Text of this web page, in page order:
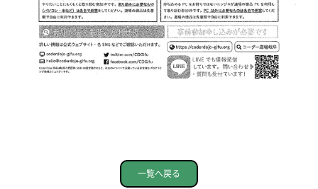
一覧へ戻る